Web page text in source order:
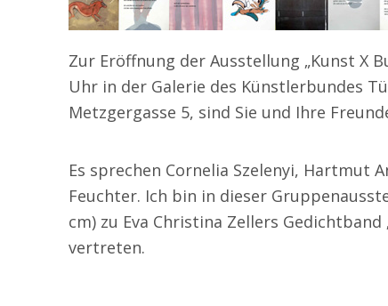
Zur Eröffnung der Ausstellung „Kunst X
Uhr in der Galerie des Künstlerbundes
Metzgergasse 5, sind Sie und Ihre
Es sprechen Cornelia Szelenyi, Hartmut
Feuchter. Ich bin in dieser
cm) zu Eva Christina Zellers
vertreten.